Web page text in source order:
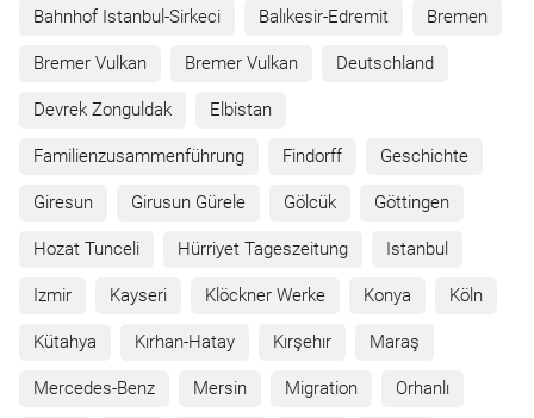
Bahnhof Istanbul-Sirkeci Balıkesir-Edremit Bremen
Bremer Vulkan Bremer Vulkan Deutschland
Devrek Zonguldak Elbistan
Familienzusammenführung Findorff Geschichte
Giresun Girusun Gürele Gölcük Göttingen
Hozat Tunceli Hürriyet Tageszeitung Istanbul
Izmir Kayseri Klöckner Werke Konya Köln
Kütahya Kırhan-Hatay Kırşehır Maraş
Mercedes-Benz Mersin Migration Orhanlı